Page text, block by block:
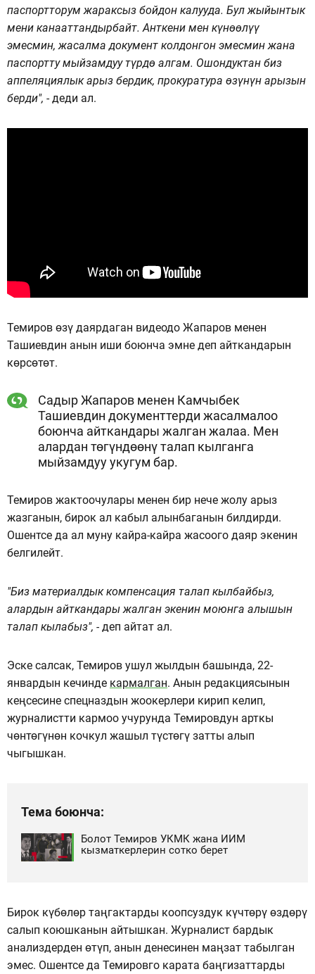
паспортторум жараксыз бойдон калууда. Бул жыйынтык
мени канааттандырбайт. Анткени мен күнөөлүү
эмесмин, жасалма документ колдонгон эмесмин жана
паспортту мыйзамдуу түрдө алгам. Ошондуктан биз
аппеляциялык арыз бердик, прокуратура өзүнүн арызын
берди", - деди ал.
Темиров өзү даярдаган видеодо Жапаров менен
Ташиевдин анын иши боюнча эмне деп айткандарын
көрсөтөт.
Садыр Жапаров менен Камчыбек
Ташиевдин документтерди жасалмалоо
боюнча айткандары жалган жалаа. Мен
алардан төгүндөөнү талап кылганга
мыйзамдуу укугум бар.
Темиров жактоочулары менен бир нече жолу арыз
жазганын, бирок ал кабыл алынбаганын билдирди.
Ошентсе да ал муну кайра-кайра жасоого даяр экенин
белгилейт.
"Биз материалдык компенсация талап кылбайбыз,
алардын айткандары жалган экенин моюнга алышын
талап кылабыз", - деп айтат ал.
Эске салсак, Темиров ушул жылдын башында, 22-
январдын кечинде кармалган. Анын редакциясынын
кеңсесине спецназдын жоокерлери кирип келип,
журналистти кармоо учурунда Темировдун арткы
чөнтөгүнөн кочкул жашыл түстөгү затты алып
чыгышкан.
Тема боюнча:
Болот Темиров УКМК жана ИИМ
кызматкерлерин сотко берет
Бирок күбөлөр таңгактарды коопсуздук күчтөрү өздөрү
салып коюшканын айтышкан. Журналист бардык
анализдерден өтүп, анын денесинен маңзат табылган
эмес. Ошентсе да Темировго карата баңгизаттарды